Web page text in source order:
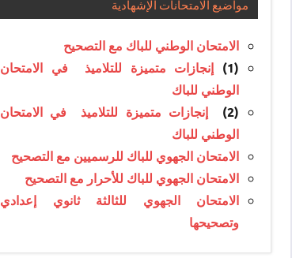
مواضيع الامتحانات الإشهادية
الامتحان الوطني للباك مع التصحيح
(1)
إنجازات متميزة للتلاميذ في الامتحان
الوطني للباك
(2)
إنجازات متميزة للتلاميذ في الامتحان
الوطني للباك
الامتحان الجهوي للباك للرسميين مع التصحيح
الامتحان الجهوي للباك للأحرار مع التصحيح
الامتحان الجهوي للثالثة ثانوي إعدادي
وتصحيحها